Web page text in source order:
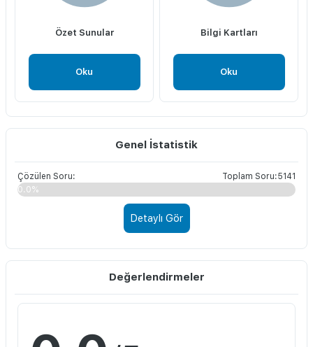
Özet Sunular
Oku
Bilgi Kartları
Oku
Genel İstatistik
Çözülen Soru:
Toplam Soru:5141
0.0%
Detaylı Gör
Değerlendirmeler